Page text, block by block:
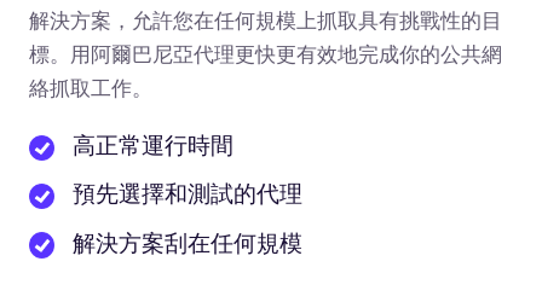
解決方案，允許您在任何規模上抓取具有挑戰性的目
標。用阿爾巴尼亞代理更快更有效地完成你的公共網
絡抓取工作。
高正常運行時間
預先選擇和測試的代理
解決方案刮在任何規模